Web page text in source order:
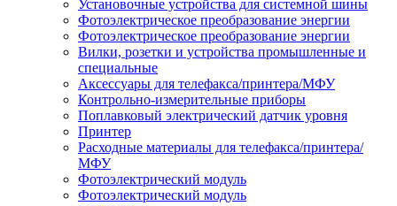
Установочные устройства для системной шины
Фотоэлектрическое преобразование энергии
Фотоэлектрическое преобразование энергии
Вилки, розетки и устройства промышленные и
специальные
Аксессуары для телефакса/принтера/МФУ
Контрольно-измерительные приборы
Поплавковый электрический датчик уровня
Принтер
Расходные материалы для телефакса/принтера/
МФУ
Фотоэлектрический модуль
Фотоэлектрический модуль